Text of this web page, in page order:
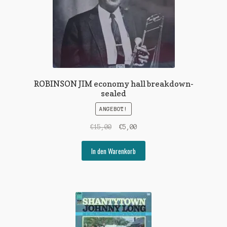
ROBINSON JIM economy hall breakdown-
sealed
ANGEBOT!
€15,00
Ursprünglicher
war:
€15,00
€5,00Aktueller
€5,00.
In den Warenkorb